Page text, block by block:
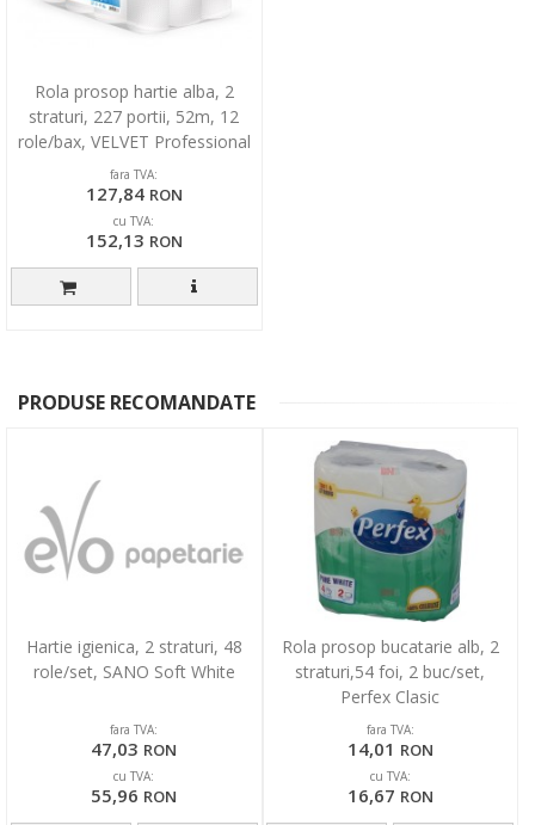
Rola prosop hartie alba, 2
straturi, 227 portii, 52m, 12
role/bax, VELVET Professional
Comfort Mini
fara TVA:
127,84 RON
cu TVA:
152,13 RON
PRODUSE RECOMANDATE
Hartie igienica, 2 straturi, 48
role/set, SANO Soft White
fara TVA:
47,03 RON
cu TVA:
55,96 RON
Rola prosop bucatarie alb, 2
straturi,54 foi, 2 buc/set,
Perfex Clasic
fara TVA:
14,01 RON
cu TVA:
16,67 RON